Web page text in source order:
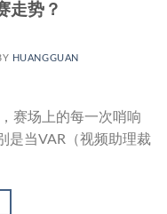
走势？
HUANGGUAN
赛场上的每一次哨响
是当VAR（视频助理裁